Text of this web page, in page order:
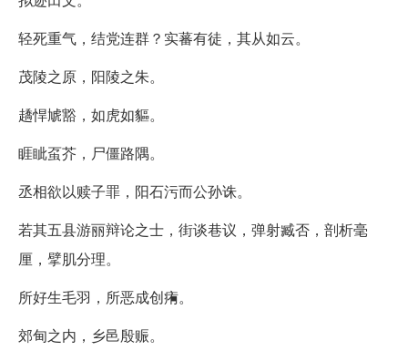
轻死重气，结党连群？实蕃有徒，其从如云。
茂陵之原，阳陵之朱。
趫悍虓豁，如虎如貙。
睚眦虿芥，尸僵路隅。
丞相欲以赎子罪，阳石污而公孙诛。
若其五县游丽辩论之士，街谈巷议，弹射臧否，剖析毫
厘，擘肌分理。
所好生毛羽，所恶成创痏。
郊甸之内，乡邑殷赈。